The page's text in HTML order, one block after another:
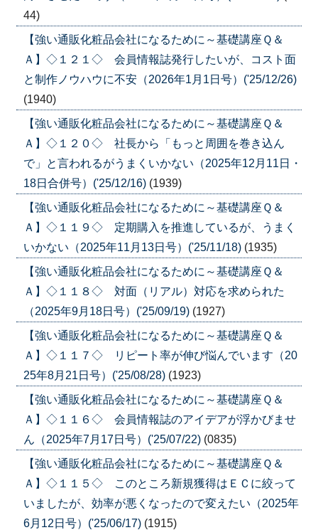
44)
【強い通販化粧品会社になるために～基礎講座Ｑ＆
Ａ】◇１２１◇ 会員情報誌発行したいが、コスト面
と制作ノウハウに不安（2026年1月1日号）('25/12/26)
(1940)
【強い通販化粧品会社になるために～基礎講座Ｑ＆
Ａ】◇１２０◇ 社長から「もっと周囲を巻き込ん
で」と言われるがうまくいかない（2025年12月11日・
18日合併号）('25/12/16) (1939)
【強い通販化粧品会社になるために～基礎講座Ｑ＆
Ａ】◇１１９◇ 定期購入を推進しているが、うまく
いかない（2025年11月13日号）('25/11/18) (1935)
【強い通販化粧品会社になるために～基礎講座Ｑ＆
Ａ】◇１１８◇ 対面（リアル）対応を求められた
（2025年9月18日号）('25/09/19) (1927)
【強い通販化粧品会社になるために～基礎講座Ｑ＆
Ａ】◇１１７◇ リピート率が伸び悩んでいます（20
25年8月21日号）('25/08/28) (1923)
【強い通販化粧品会社になるために～基礎講座Ｑ＆
Ａ】◇１１６◇ 会員情報誌のアイデアが浮かびませ
ん（2025年7月17日号）('25/07/22) (0835)
【強い通販化粧品会社になるために～基礎講座Ｑ＆
Ａ】◇１１５◇ このところ新規獲得はＥＣに絞って
いましたが、効率が悪くなったので変えたい（2025年
6月12日号）('25/06/17) (1915)